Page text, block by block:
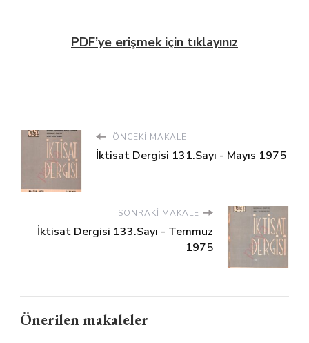
PDF’ye erişmek için tıklayınız
ÖNCEKI MAKALE
İktisat Dergisi 131.Sayı - Mayıs 1975
SONRAKI MAKALE
İktisat Dergisi 133.Sayı - Temmuz
1975
Önerilen makaleler